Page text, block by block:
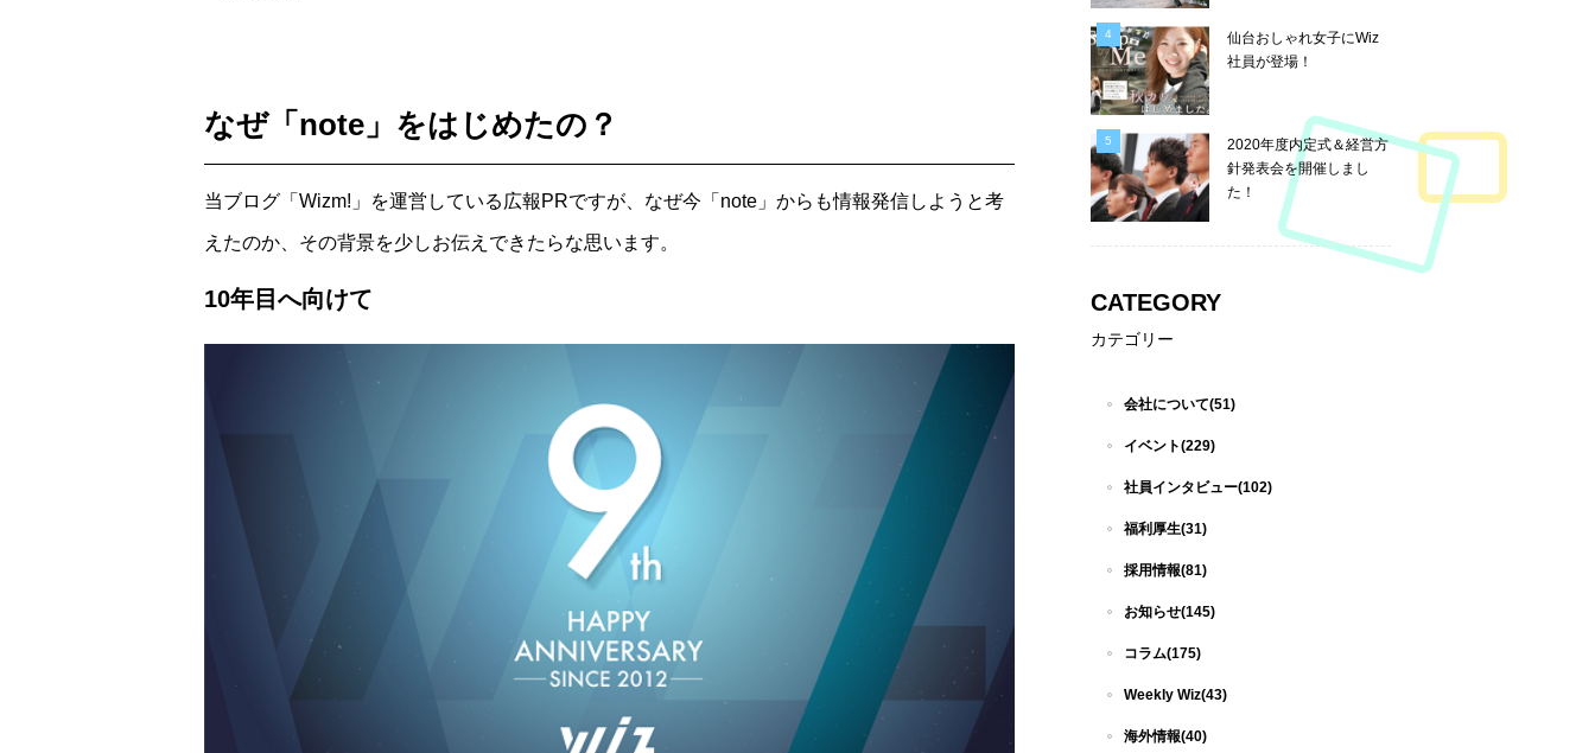
なぜ「note」をはじめたの？
当ブログ「Wizm!」を運営している広報PRですが、なぜ今「note」からも情報発信しようと考
えたのか、その背景を少しお伝えできたらな思います。
10年目へ向けて
仙台おしゃれ女子にWiz
社員が登場！
2020年度内定式＆経営方
針発表会を開催しまし
た！
CATEGORY
カテゴリー
会社について(51)
イベント(229)
社員インタビュー(102)
福利厚生(31)
採用情報(81)
お知らせ(145)
コラム(175)
Weekly Wiz(43)
海外情報(40)